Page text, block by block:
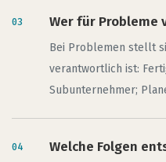
Wer für
Bei Problemen stellt
verantwortlich ist:
Subunternehmer;
Welche Folgen